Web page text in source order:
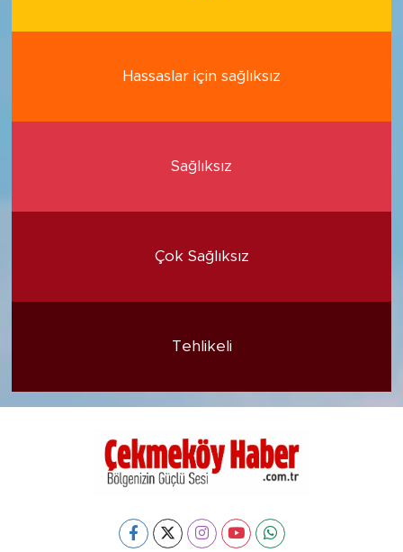
Hassaslar için sağlıksız
Sağlıksız
Çok Sağlıksız
Tehlikeli